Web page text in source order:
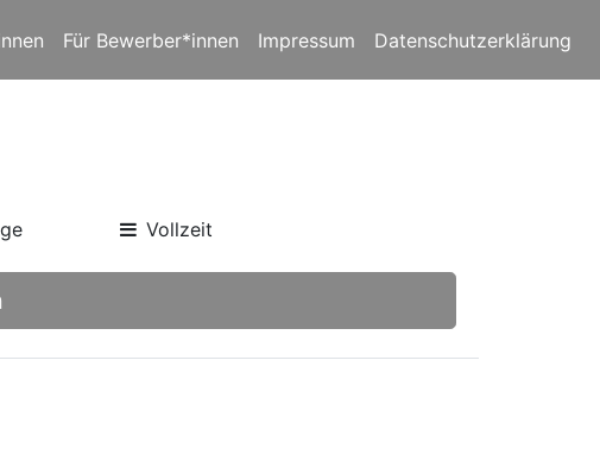
Für Bewerber*innen Impressum Datenschutzerklärung
Vollzeit